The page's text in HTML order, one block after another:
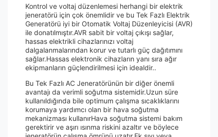
Kontrol ve voltaj düzenlemesi herhangi bir elektrik
jeneratörü için çok önemlidir ve bu Tek Fazlı Elektrik
Generatörü iyi bir Otomatik Voltaj Düzenleyicisi (AVR)
ile donatılmıştır.AVR sabit bir voltaj çıkışı sağlar,
hassas elektrikli cihazlarınızı voltaj
dalgalanmalarından korur ve tutarlı güç dağıtımını
sağlar.Hassas elektronik cihazların yanı sıra ağır
ekipmanların güçlendirilmesi için idealdir..
Bu Tek Fazlı AC Jeneratörünün bir diğer önemli
avantajı da verimli soğutma sistemidir.Uzun süre
kullanıldığında bile optimum çalışma sıcaklıklarını
korumaya yardımcı olan bir hava soğutma
mekanizması kullanırHava soğutma sistemi bakım
gerektirir ve aşırı ısınma riskini azaltır ve böylece